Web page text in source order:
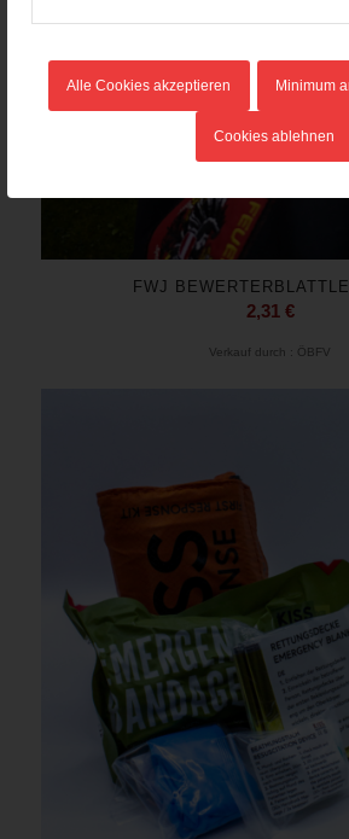
Alle Cookies akzeptieren Minimum
Cookies ablehnen
FWJ
2,31 €
Verkauf durch : ÖBFV